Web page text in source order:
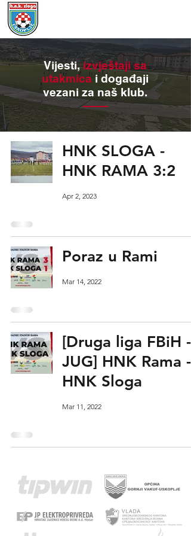
Vijesti, izvještaji sa
utakmica i događaji
vezani za naš klub.
HNK SLOGA -
HNK RAMA 3:2
Apr 2, 2023
Poraz u Rami
Mar 14, 2022
[Druga liga FBiH -
JUG] HNK Rama -
HNK Sloga
Mar 11, 2022